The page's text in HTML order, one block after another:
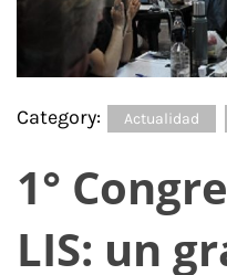
Category: Actualidad
1°
LIS: un